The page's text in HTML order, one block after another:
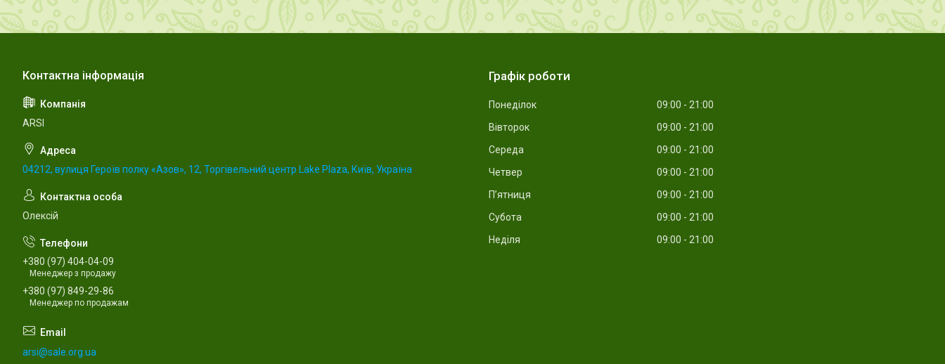
ARSI
04212, вулиця Героїв полку «Азов», 12, Торгівельний центр Lake Plaza, Київ, Україна
Олексій
+380 (97) 404-04-09
Менеджер з продажу
+380 (97) 849-29-86
Менеджер по продажам
arsi@sale.org.ua
Графік роботи
Понеділок 09:00
21:00
Вівторок
09:00
21:00
Середа
09:00
21:00
Четвер
09:00
21:00
Пʼятниця
09:00
21:00
Субота
09:00
21:00
Неділя
09:00 21:00